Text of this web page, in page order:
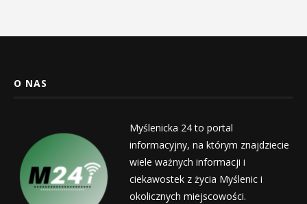
O NAS
Myślenicka 24 to portal
informacyjny, na którym znajdziecie
wiele ważnych informacji i
ciekawostek z życia Myślenic i
okolicznych miejscowości.